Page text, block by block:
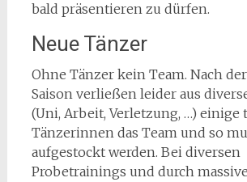
bald präsentieren zu dürfen.
Neue Tänzer
Ohne Tänzer kein Team. Nach
Saison verließen leider aus
(Uni, Arbeit, Verletzung, …) einige
Tänzerinnen das Team und so
aufgestockt werden. Bei diversen
Probetrainings und durch massive